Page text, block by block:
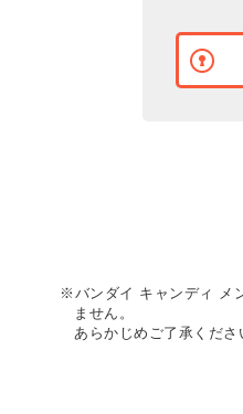
※バンダイ キャンディ メ
ません。
あらかじめご了承くださ